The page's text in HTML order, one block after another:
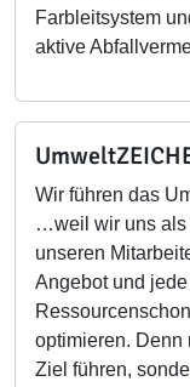
Farbleitsystem
aktive
Wir führen das
…weil wir uns als
unseren
Angebot und
optimieren. Denn
Ziel führen,